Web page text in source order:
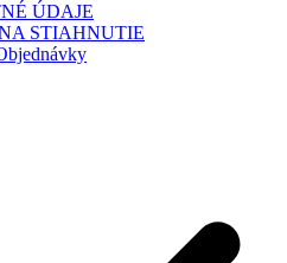
ÚDAJE
STIAHNUTIE